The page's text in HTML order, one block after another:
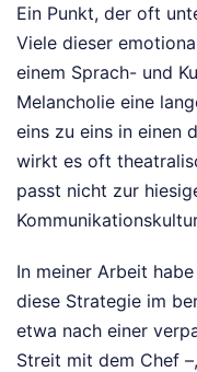
Ein Punkt, der oft
Viele dieser
einem Sprach- und
Melancholie eine
eins zu eins in einen
wirkt es oft
passt nicht zur
In meiner Arbeit
diese Strategie im
etwa nach einer
Streit mit dem Chef